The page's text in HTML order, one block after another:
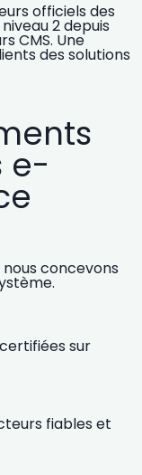
officiels des
2 depuis
CMS. Une
des solutions
e-
nous concevons
sur
fiables et